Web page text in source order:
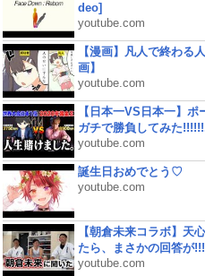
deo]
youtube.com
【漫画】凡人で終わる
画】
youtube.com
【日本一VS日本一】
ガチで勝負してみた
youtube.com
誕生日おめでとう♡
youtube.com
【朝倉未来コラボ】天
たら、まさかの回答が!!!
youtube.com